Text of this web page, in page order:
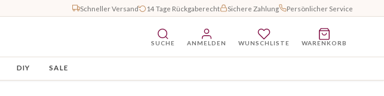
Schneller Versand 14 Tage Rückgaberecht Sichere Zahlung Persönlicher Service
SUCHE ANMELDEN WUNSCHLISTE WARENKORB
DIY SALE